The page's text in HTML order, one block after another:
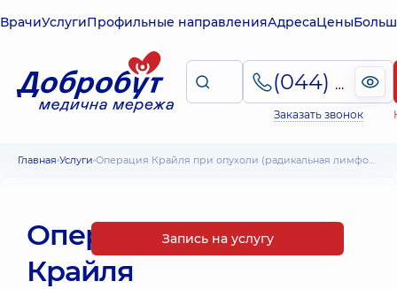
ВрачиУслугиПрофильные направленияАдресаЦены
(044) 495-2-888
Заказать звонок
Главная Услуги Операция Крайля при опухоли (радикальная лимфодиссекция шеи)
Операция
Крайля
Запись на услугу